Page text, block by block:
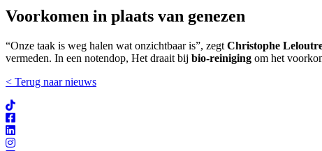
Voorkomen in plaats van genezen
“Onze taak is weg halen wat onzichtbaar is”, zegt Christophe
vermeden. In een notendop, Het draait bij bio-reiniging om het
< Terug naar nieuws